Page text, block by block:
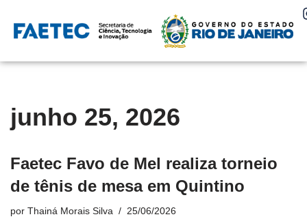
Pular
junho 25, 2026
Faetec Favo de Mel realiza torneio
de tênis de mesa em Quintino
por Thainá Morais Silva 25/06/2026